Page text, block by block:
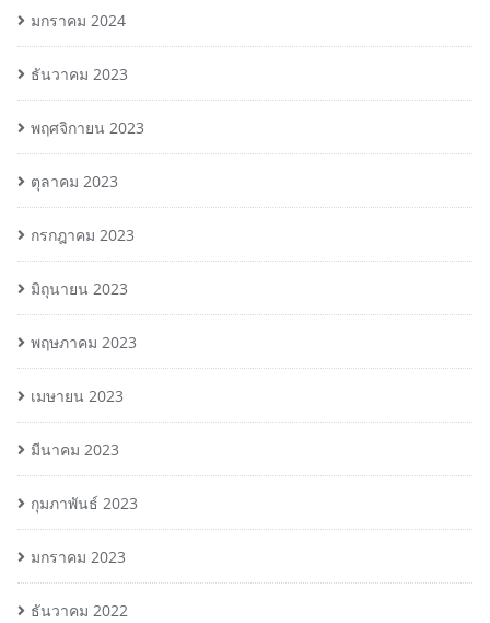
มกราคม 2024
ธันวาคม 2023
พฤศจิกายน 2023
ตุลาคม 2023
กรกฎาคม 2023
มิถุนายน 2023
พฤษภาคม 2023
เมษายน 2023
มีนาคม 2023
กุมภาพันธ์ 2023
มกราคม 2023
ธันวาคม 2022